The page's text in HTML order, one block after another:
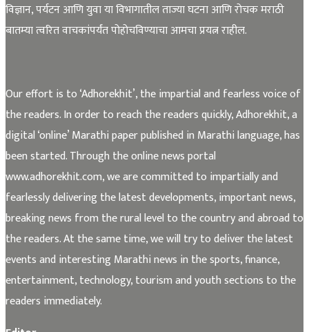
विज्ञान, पर्यटन आणि युवा या विभागातील ताज्या घटना आणि रोचक मराठी
बातम्या त्वरित वाचकांपर्यंत पोहोचविण्याचा आमचा प्रयत्न राहील.
Our effort is to ‘Adhorekhit’, the impartial and fearless voice of
the readers. In order to reach the readers quickly, Adhorekhit, a
digital ‘online’ Marathi paper published in Marathi language, has
been started. Through the online news portal
www.adhorekhit.com, we are committed to impartially and
fearlessly delivering the latest developments, important news,
breaking news from the rural level to the country and abroad to
the readers. At the same time, we will try to deliver the latest
events and interesting Marathi news in the sports, finance,
entertainment, technology, tourism and youth sections to the
readers immediately.